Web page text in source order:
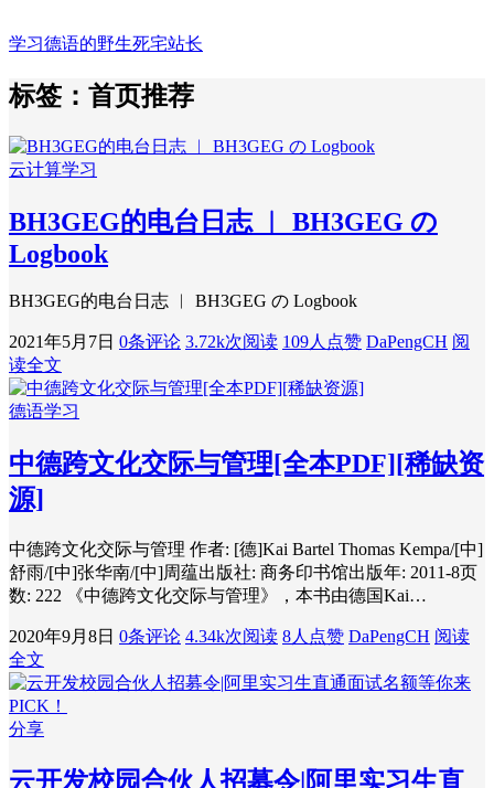
学习德语的野生死宅站长
标签：首页推荐
云计算学习
BH3GEG的电台日志 ︱ BH3GEG の
Logbook
BH3GEG的电台日志 ︱ BH3GEG の Logbook
2021年5月7日 0条评论 3.72k次阅读 109人点赞 DaPengCH 阅
读全文
德语学习
中德跨文化交际与管理[全本PDF][稀缺资
源]
中德跨文化交际与管理 作者: [德]Kai Bartel Thomas Kempa/[中]
舒雨/[中]张华南/[中]周蕴出版社: 商务印书馆出版年: 2011-8页
数: 222 《中德跨文化交际与管理》，本书由德国Kai…
2020年9月8日 0条评论 4.34k次阅读 8人点赞 DaPengCH 阅读
全文
分享
云开发校园合伙人招募令|阿里实习生直